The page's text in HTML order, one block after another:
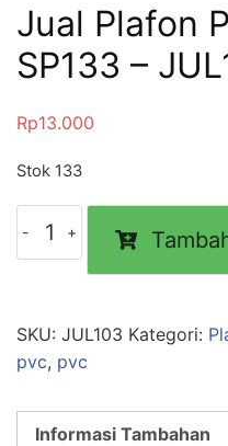
Jual Plafon
SP133 –
Rp13.000
Stok 133
SKU: JUL103 Kategori:
pvc, pvc
Informasi Tambahan